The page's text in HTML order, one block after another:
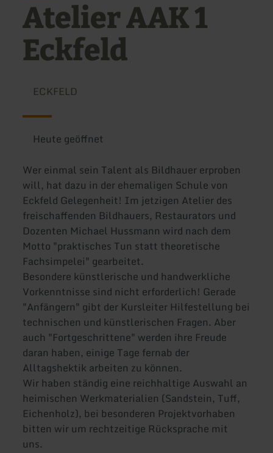
Atelier AAK 1
Eckfeld
ECKFELD
Heute geöffnet
Wer einmal sein Talent als Bildhauer erproben
will, hat dazu in der ehemaligen Schule von
Eckfeld Gelegenheit! Im jetzigen Atelier des
freischaffenden Bildhauers, Restaurators und
Dozenten Michael Hussmann wird nach dem
Motto "praktisches Tun statt theoretische
Fachsimpelei" gearbeitet.
Besondere künstlerische und handwerkliche
Vorkenntnisse sind nicht erforderlich! Gerade
"Anfängern" gibt der Kursleiter Hilfestellung bei
technischen und künstlerischen Fragen. Aber
auch "Fortgeschrittene" werden ihre Freude
daran haben, einige Tage fernab der
Alltagshektik arbeiten zu können.
Wir haben ständig eine reichhaltige Auswahl an
heimischen Werkmaterialien (Sandstein, Tuff,
Eichenholz), bei besonderen Projektvorhaben
bitten wir um rechtzeitige Rücksprache mit
uns.